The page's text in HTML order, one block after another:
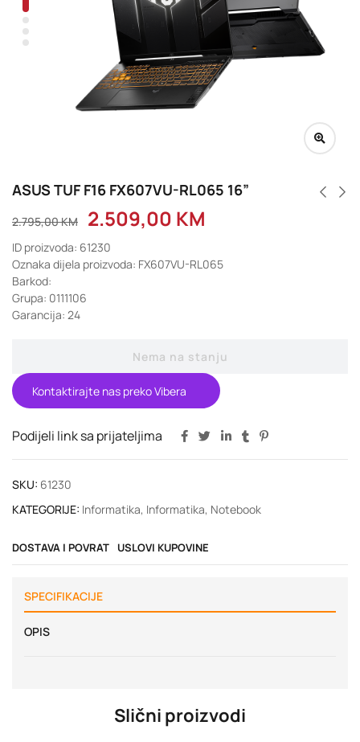
ASUS TUF F16 FX607VU-RL065 16”
2.795,00KM 2.509,00 KM
ID proizvoda: 61230
Oznaka dijela proizvoda: FX607VU-RL065
Barkod:
Grupa: 0111106
Garancija: 24
Nema na stanju
Kontaktirajte nas preko Vibera
Podijeli link sa prijateljima
SKU: 61230
KATEGORIJE: Informatika, Informatika, Notebook
DOSTAVA I POVRAT USLOVI KUPOVINE
SPECIFIKACIJE
OPIS
Slični proizvodi